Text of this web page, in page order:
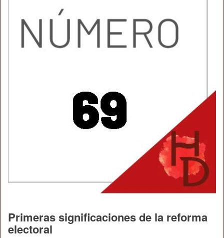
Primeras significaciones de la reforma
electoral